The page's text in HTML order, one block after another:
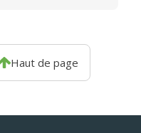
Haut de page